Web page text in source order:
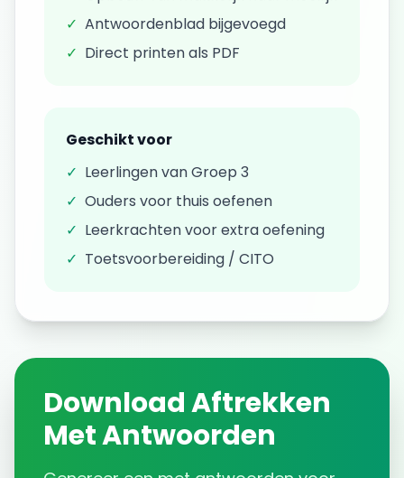
✓ Antwoordenblad bijgevoegd
✓ Direct printen als PDF
Geschikt voor
✓ Leerlingen vanGroep 3
✓ Ouders voor thuis oefenen
✓ Leerkrachten voor extra oefening
✓ Toetsvoorbereiding / CITO
DownloadAftrekken
Met Antwoorden